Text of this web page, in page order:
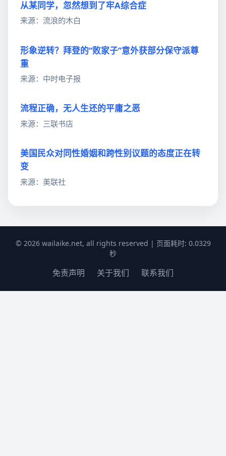
从某同学，忽然想到了牢A综合症
来源：流浪的木白
形象逆转？拜登的“败家子”意外获部分保守派尊
重
来源：中时电子报
流程正确，无人生还的平庸之恶
来源：三联书店
美国民众对同性婚姻和跨性别议题的态度正在转
变
来源：美联社
© 2026 wailaike.net, all rights reserved | 页面耗时: 0.0329
秒
免责声明 关于我们 联系我们